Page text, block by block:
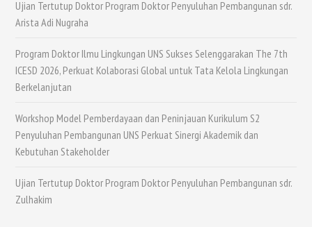
Ujian Tertutup Doktor Program Doktor Penyuluhan Pembangunan sdr.
Arista Adi Nugraha
Program Doktor Ilmu Lingkungan UNS Sukses Selenggarakan The 7th
ICESD 2026, Perkuat Kolaborasi Global untuk Tata Kelola Lingkungan
Berkelanjutan
Workshop Model Pemberdayaan dan Peninjauan Kurikulum S2
Penyuluhan Pembangunan UNS Perkuat Sinergi Akademik dan
Kebutuhan Stakeholder
Ujian Tertutup Doktor Program Doktor Penyuluhan Pembangunan sdr.
Zulhakim